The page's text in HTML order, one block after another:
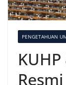
PENGETAHUAN